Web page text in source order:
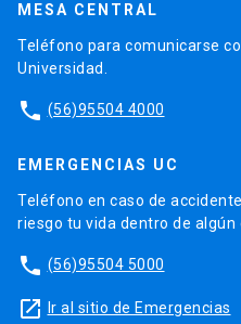
MESA CENTRAL
Teléfono para comunicarse
Universidad.
phone (56)95504 4000
EMERGENCIAS UC
Teléfono en caso de
riesgo tu vida dentro de algún
phone (56)95504 5000
launch Ir al sitio de Emergencias